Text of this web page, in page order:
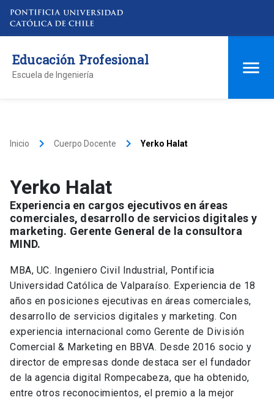
Educación Profesional
Escuela de Ingeniería
Inicio keyboard_arrow_right Cuerpo Docente keyboard_arrow_right Yerko Halat
Yerko Halat
Experiencia en cargos ejecutivos en áreas
comerciales, desarrollo de servicios digitales y
marketing. Gerente General de la consultora
MIND.
MBA, UC. Ingeniero Civil Industrial, Pontificia
Universidad Católica de Valparaíso. Experiencia de 18
años en posiciones ejecutivas en áreas comerciales,
desarrollo de servicios digitales y marketing. Con
experiencia internacional como Gerente de División
Comercial & Marketing en BBVA. Desde 2016 socio y
director de empresas donde destaca ser el fundador
de la agencia digital Rompecabeza, que ha obtenido,
entre otros reconocimientos, el premio a la mejor